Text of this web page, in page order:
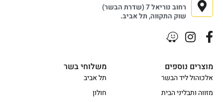
משלוחי בשר
תל אביב
חולון
מוצרים נוספים
אלכוהול ליד הבשר
מזווה ותבליני הבית
רחוב נוריאל 7 (שדרת הבשר)
שוק התקווה, תל אביב.